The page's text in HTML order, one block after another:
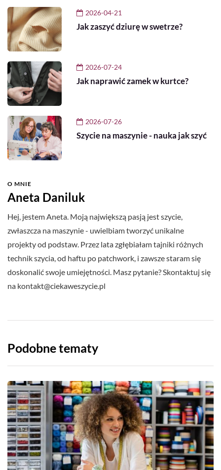
2026-04-21
Jak zaszyć dziurę w swetrze?
2026-07-24
Jak naprawić zamek w kurtce?
2026-07-26
Szycie na maszynie - nauka jak szyć
O MNIE
Aneta Daniluk
Hej, jestem Aneta. Moją największą pasją jest szycie,
zwłaszcza na maszynie - uwielbiam tworzyć unikalne
projekty od podstaw. Przez lata zgłębiałam tajniki różnych
technik szycia, od haftu po patchwork, i zawsze staram się
doskonalić swoje umiejętności. Masz pytanie? Skontaktuj się
na kontakt@ciekaweszycie.pl
Podobne tematy